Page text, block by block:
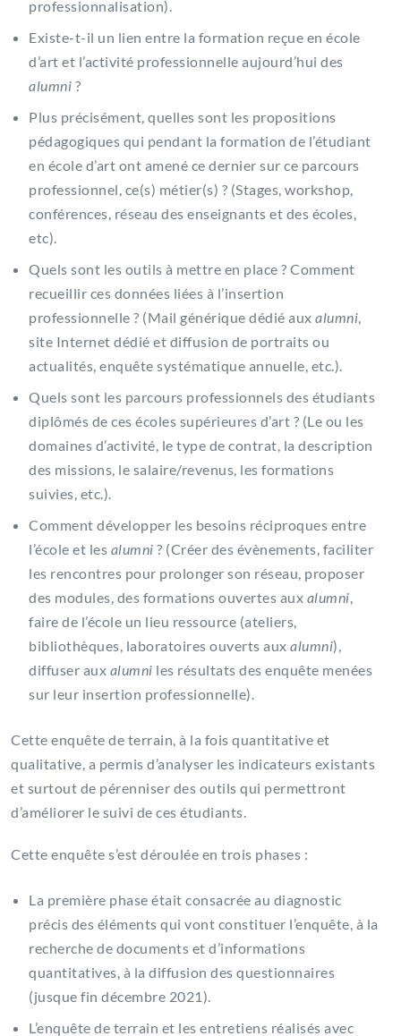
professionnalisation).
Existe-t-il un lien entre la formation reçue en école
d’art et l’activité professionnelle aujourd’hui des
alumni ?
Plus précisément, quelles sont les propositions
pédagogiques qui pendant la formation de l’étudiant
en école d’art ont amené ce dernier sur ce parcours
professionnel, ce(s) métier(s) ? (Stages, workshop,
conférences, réseau des enseignants et des écoles,
etc).
Quels sont les outils à mettre en place ? Comment
recueillir ces données liées à l’insertion
professionnelle ? (Mail générique dédié aux alumni,
site Internet dédié et diffusion de portraits ou
actualités, enquête systématique annuelle, etc.).
Quels sont les parcours professionnels des étudiants
diplômés de ces écoles supérieures d’art ? (Le ou les
domaines d’activité, le type de contrat, la description
des missions, le salaire/revenus, les formations
suivies, etc.).
Comment développer les besoins réciproques entre
l’école et les alumni ? (Créer des évènements, faciliter
les rencontres pour prolonger son réseau, proposer
des modules, des formations ouvertes aux alumni,
faire de l’école un lieu ressource (ateliers,
bibliothèques, laboratoires ouverts aux alumni),
diffuser aux alumni les résultats des enquête menées
sur leur insertion professionnelle).
Cette enquête de terrain, à la fois quantitative et
qualitative, a permis d’analyser les indicateurs existants
et surtout de pérenniser des outils qui permettront
d’améliorer le suivi de ces étudiants.
Cette enquête s’est déroulée en trois phases :
La première phase était consacrée au diagnostic
précis des éléments qui vont constituer l’enquête, à la
recherche de documents et d’informations
quantitatives, à la diffusion des questionnaires
(jusque fin décembre 2021).
L’enquête de terrain et les entretiens réalisés avec